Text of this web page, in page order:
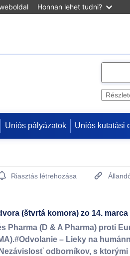
Honnan lehet tudni?
e
Uniós pályázatok Uniós kutatási
Riasztás létrehozása
(štvrtá komora) zo 14. marca
Pharma (D & A Pharma) proti
– Lieky na
odborníkov, s